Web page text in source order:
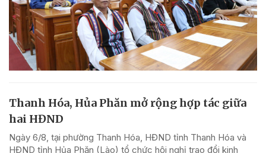
Thanh Hóa, Hủa Phăn mở rộng hợp tác giữa
hai HĐND
Ngày 6/8, tại phường Thanh Hóa, HĐND tỉnh Thanh Hóa và
HĐND tỉnh Hủa Phăn (Lào) tổ chức hội nghị trao đổi kinh